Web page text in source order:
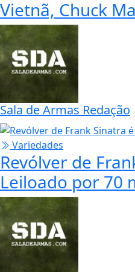
Variedades
O atirador mais
Vietnã, Chuck
Sala de Armas Redação
Variedades
Revólver de